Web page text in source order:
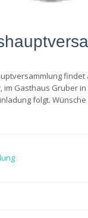
findet
im Gasthaus Gruber
folgt. Wünsche